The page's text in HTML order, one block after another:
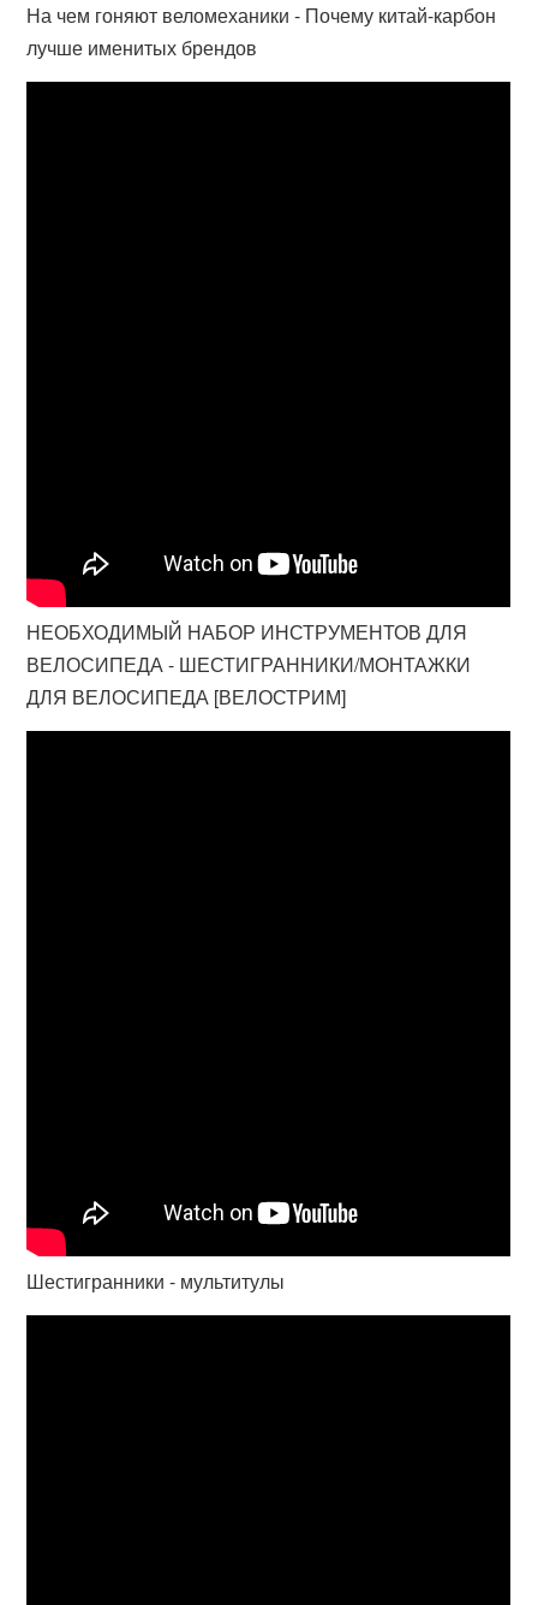
На чем гоняют веломеханики - Почему китай-карбон
лучше именитых брендов
НЕОБХОДИМЫЙ НАБОР ИНСТРУМЕНТОВ ДЛЯ
ВЕЛОСИПЕДА - ШЕСТИГРАННИКИ/МОНТАЖКИ
ДЛЯ ВЕЛОСИПЕДА [ВЕЛОСТРИМ]
Шестигранники - мультитулы